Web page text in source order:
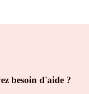
besoin d'aide ?